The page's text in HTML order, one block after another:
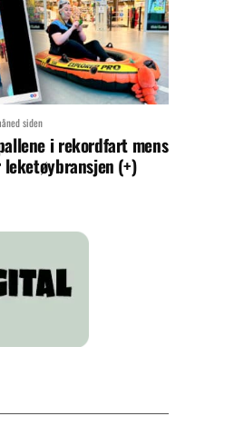
siden
i rekordfart mens
(+)